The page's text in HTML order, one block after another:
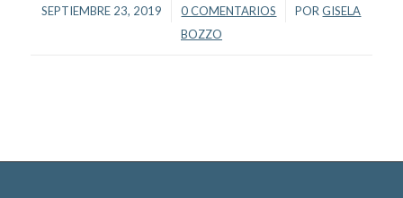
SEPTIEMBRE 23, 2019
/ 0 COMENTARIOS
/ PORGISELA
BOZZO